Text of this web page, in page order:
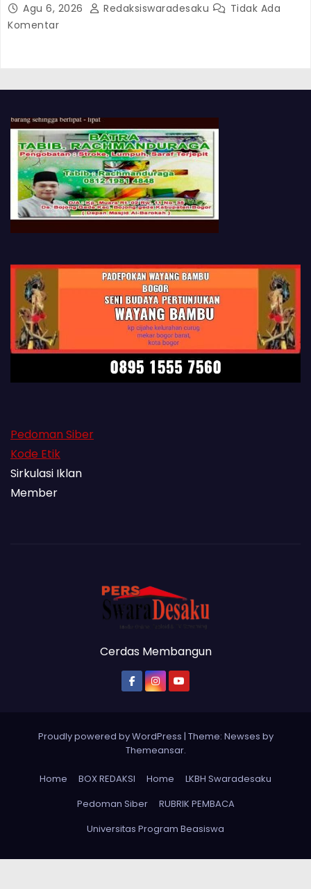
Agu 6, 2026 Redaksiswaradesaku
Tidak Ada
Komentar
Pedoman Siber
Kode Etik
Sirkulasi Iklan
Member
Cerdas Membangun
Proudly powered by WordPress | Theme: Newses by
Themeansar.
Home BOX REDAKSI Home
LKBH Swaradesaku
Pedoman Siber
RUBRIK PEMBACA
Universitas Program Beasiswa